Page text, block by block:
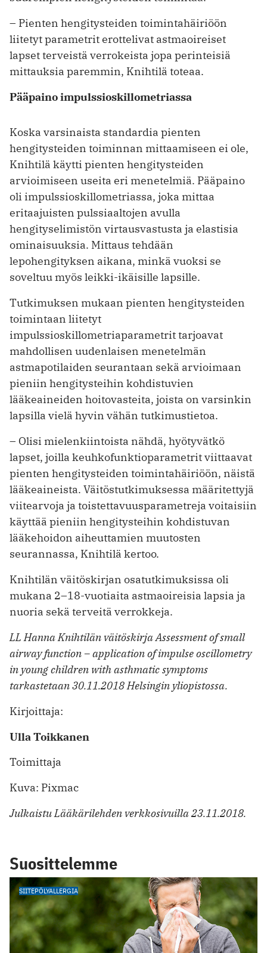
– Pienten hengitysteiden toimintahäiriöön
liitetyt parametrit erottelivat astmaoireiset
lapset terveistä verrokeista jopa perinteisiä
mittauksia paremmin, Knihtilä toteaa.
Pääpaino impulssioskillometriassa
Koska varsinaista standardia pienten
hengitysteiden toiminnan mittaamiseen ei ole,
Knihtilä käytti pienten hengitysteiden
arvioimiseen useita eri menetelmiä. Pääpaino
oli impulssioskillometriassa, joka mittaa
eritaajuisten pulssiaaltojen avulla
hengityselimistön virtausvastusta ja elastisia
ominaisuuksia. Mittaus tehdään
lepohengityksen aikana, minkä vuoksi se
soveltuu myös leikki-ikäisille lapsille.
Tutkimuksen mukaan pienten hengitysteiden
toimintaan liitetyt
impulssioskillometriaparametrit tarjoavat
mahdollisen uudenlaisen menetelmän
astmapotilaiden seurantaan sekä arvioimaan
pieniin hengitysteihin kohdistuvien
lääkeaineiden hoitovasteita, joista on varsinkin
lapsilla vielä hyvin vähän tutkimustietoa.
– Olisi mielenkiintoista nähdä, hyötyvätkö
lapset, joilla keuhkofunktioparametrit viittaavat
pienten hengitysteiden toimintahäiriöön, näistä
lääkeaineista. Väitöstutkimuksessa määritettyjä
viitearvoja ja toistettavuusparametreja voitaisiin
käyttää pieniin hengitysteihin kohdistuvan
lääkehoidon aiheuttamien muutosten
seurannassa, Knihtilä kertoo.
Knihtilän väitöskirjan osatutkimuksissa oli
mukana 2–18-vuotiaita astmaoireisia lapsia ja
nuoria sekä terveitä verrokkeja.
LL Hanna Knihtilän väitöskirja Assessment of small
airway function – application of impulse oscillometry
in young children with asthmatic symptoms
tarkastetaan 30.11.2018 Helsingin yliopistossa.
Kirjoittaja:
Ulla Toikkanen
Toimittaja
Kuva: Pixmac
Julkaistu Lääkärilehden verkkosivuilla 23.11.2018.
Suosittelemme
SIITEPÖLYALLERGIA